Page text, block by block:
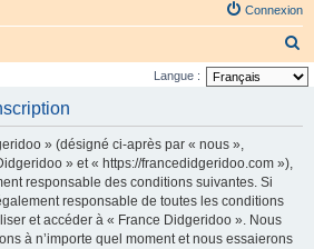
Connexion
e
h
Langue :
» (désigné ci-après par « nous »,
» et « https://francedidgeridoo.com »),
responsable des conditions suivantes. Si
responsable de toutes les conditions
et accéder à « France Didgeridoo ». Nous
à n’importe quel moment et nous essaierons